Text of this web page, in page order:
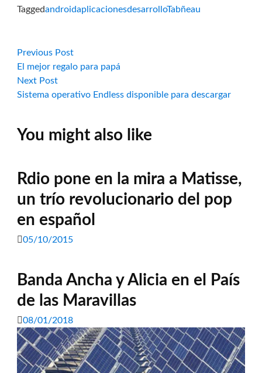
TaggedandroidaplicacionesdesarrolloTabñeau
Navegación
de
Previous PostPrevious
post:
El mejor regalo para papá
Next PostNext
post:
Sistema operativo Endless disponible para descargar
You might also like
Rdio pone en la mira a Matisse,
un trío revolucionario del pop
en español
05/10/2015
Banda Ancha y Alicia en el País
de las Maravillas
08/01/2018